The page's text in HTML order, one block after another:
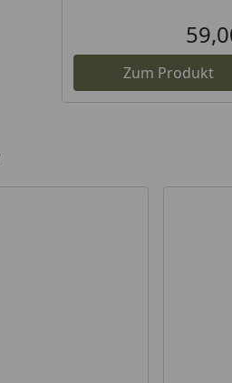
Zum Produkt